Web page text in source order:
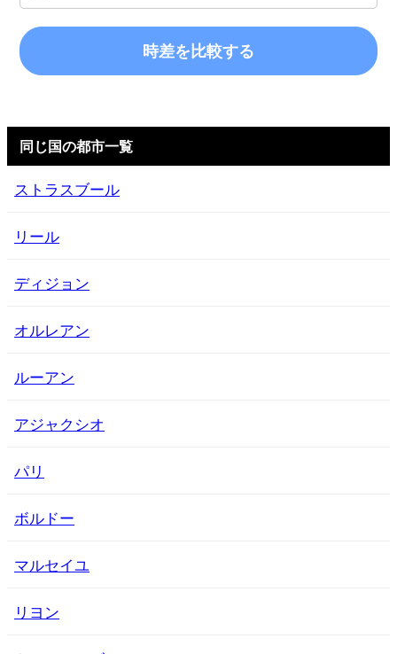
時差を比較する
同じ国の都市一覧
ストラスブール
リール
ディジョン
オルレアン
ルーアン
アジャクシオ
パリ
ボルドー
マルセイユ
リヨン